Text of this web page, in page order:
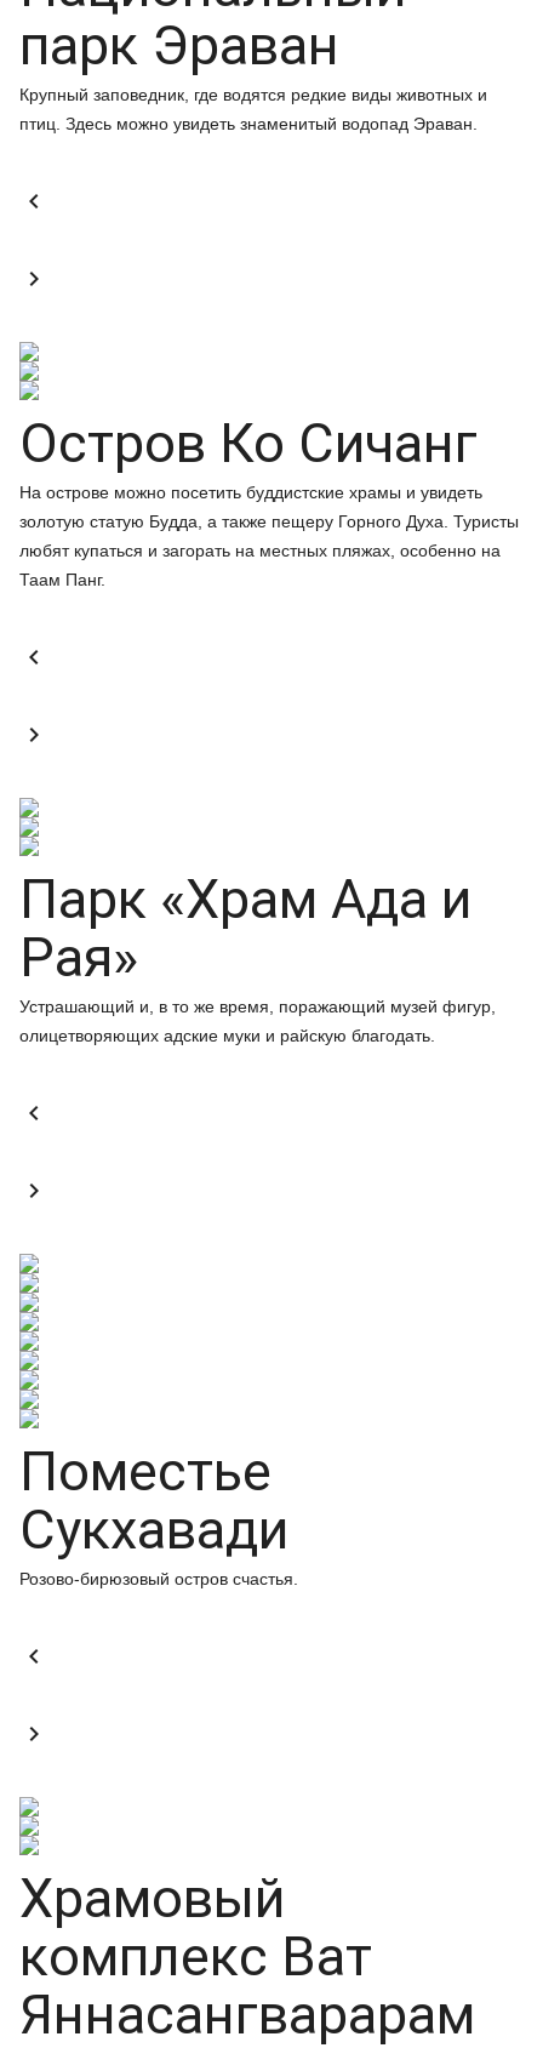
парк Эраван
Крупный заповедник, где водятся редкие виды животных и
птиц. Здесь можно увидеть знаменитый водопад Эраван.


Остров Ко Сичанг
На острове можно посетить буддистские храмы и увидеть
золотую статую Будда, а также пещеру Горного Духа. Туристы
любят купаться и загорать на местных пляжах, особенно на
Таам Панг.


Парк «Храм Ада и
Рая»
Устрашающий и, в то же время, поражающий музей фигур,
олицетворяющих адские муки и райскую благодать.


Поместье
Сукхавади
Розово-бирюзовый остров счастья.


Храмовый
комплекс Ват
Яннасангварарам